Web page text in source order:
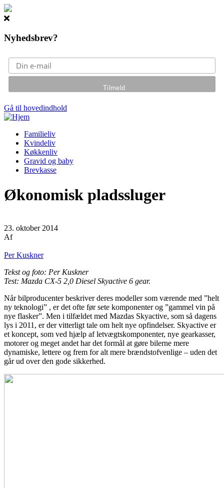
Nyhedsbrev?
Gå til hovedindhold
Familieliv
Kvindeliv
Køkkenliv
Gravid og baby
Brevkasse
Økonomisk pladssluger
23. oktober 2014
Af
Per Kuskner
Tekst og foto: Per Kuskner
Test: Mazda CX-5 2,0 Diesel Skyactive 6 gear.
Når bilproducenter beskriver deres modeller som værende med ”helt
ny teknologi” , er det ofte før sete komponenter og ”gammel vin på
nye flasker”. Men i tilfældet med Mazdas Skyactive, som så dagens
lys i 2011, er der vitterligt tale om helt nye opfindelser. Skyactive er
et koncept, som ved hjælp af letvægtskomponenter, nye gearkasser,
motorer og meget andet har det formål at gøre bilerne mere
dynamiske, lettere og frem for alt mere brændstofvenlige – uden det
går ud over den gode sikkerhed.